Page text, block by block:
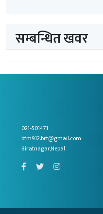
सम्बन्धित खवर
021-501471
bfm912.brt@gmail.com
Biratnagar,Nepal